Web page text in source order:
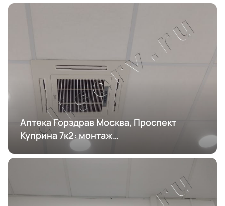
Аптека Горздрав Москва, Проспект
Куприна 7к2: монтаж
кондиционирования